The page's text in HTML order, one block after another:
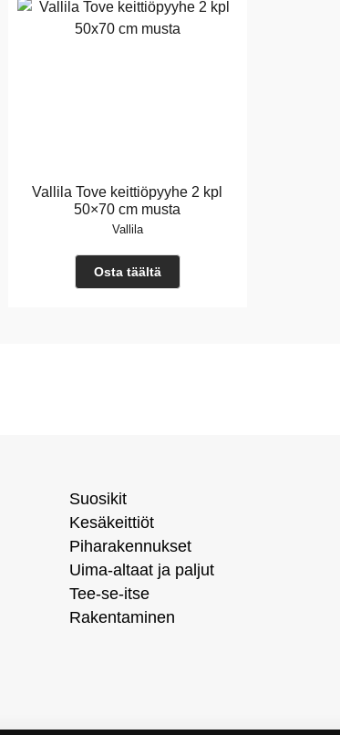
Vallila Tove keittiöpyyhe 2 kpl
50×70 cm musta
Vallila
Osta täältä
Suosikit
Kesäkeittiöt
Piharakennukset
Uima-altaat ja paljut
Tee-se-itse
Rakentaminen